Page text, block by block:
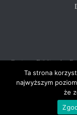
Gminna Biblioteka
Ta strona
najwyższym
że